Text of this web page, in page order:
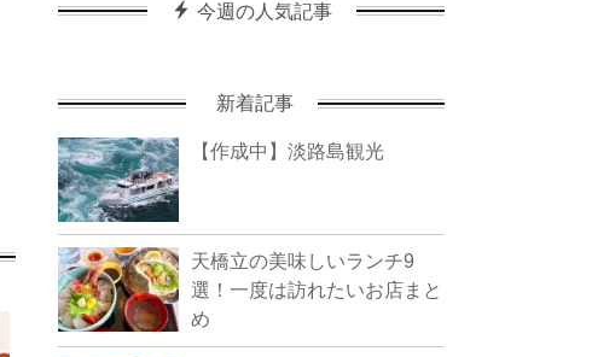
今週の人気記事
新着記事
【作成中】淡路島観光
天橋立の美味しいランチ9
選！一度は訪れたいお店まと
め